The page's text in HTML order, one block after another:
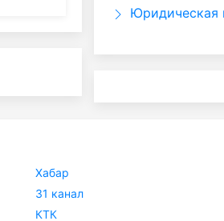
Юридическая
Хабар
31 канал
КТК